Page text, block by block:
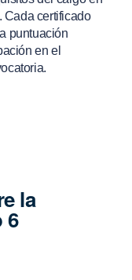
Cada certificado
puntuación
en el
la
6